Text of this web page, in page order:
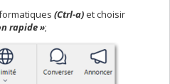
(Ctrl-a)et choisir
rapide »;